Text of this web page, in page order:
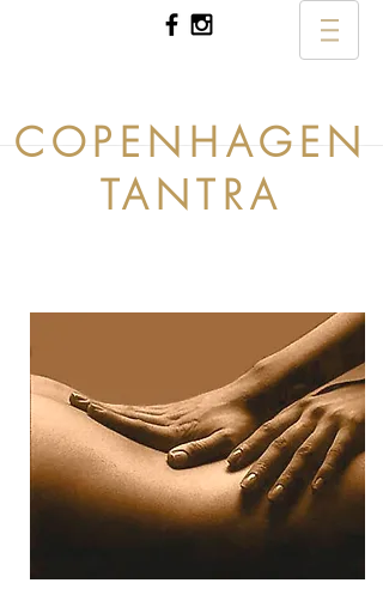
COPENHAGEN
TANTRA